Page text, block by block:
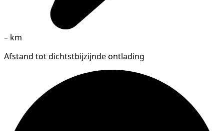
– km
Afstand tot dichtstbijzijnde ontlading